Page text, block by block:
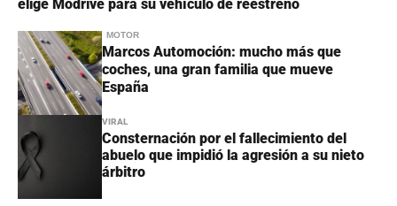
elige Modrive para su vehículo de reestreno
MOTOR
Marcos Automoción: mucho más que
coches, una gran familia que mueve
España
VIRAL
Consternación por el fallecimiento del
abuelo que impidió la agresión a su nieto
árbitro